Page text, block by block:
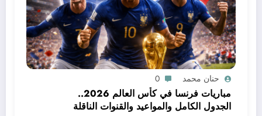
حنان محمد 0
مباريات فرنسا في كأس العالم 2026..
الجدول الكامل والمواعيد والقنوات الناقلة